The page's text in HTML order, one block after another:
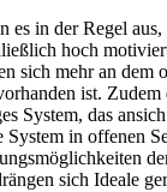
es in der Regel
hoch
sich mehr an dem
ist.
System, das
System in offenen
sich Ideale